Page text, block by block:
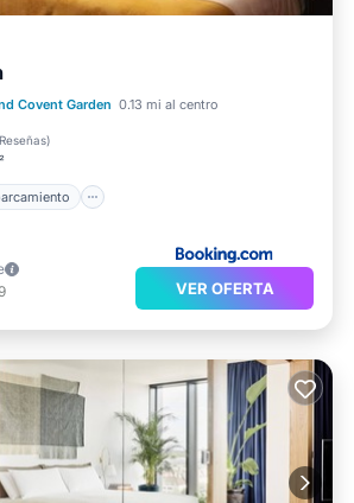
Covent Garden 0.13 mi al centro
)
Aparcamiento
VER OFERTA